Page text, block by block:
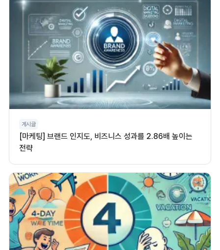
게시글
[마케팅] 브랜드 인지도, 비즈니스 성과를 2.86배 높이는
전략